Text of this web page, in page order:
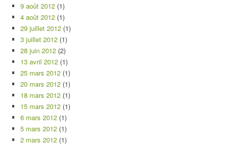
9 août 2012 (1)
4 août 2012 (1)
29 juillet 2012 (1)
3 juillet 2012 (1)
28 juin 2012 (2)
13 avril 2012 (1)
25 mars 2012 (1)
20 mars 2012 (1)
18 mars 2012 (1)
15 mars 2012 (1)
6 mars 2012 (1)
5 mars 2012 (1)
2 mars 2012 (1)